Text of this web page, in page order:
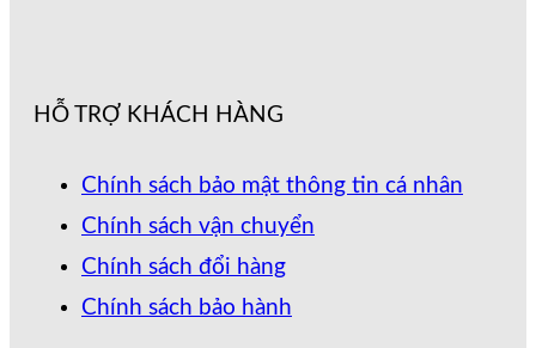
HỖ TRỢ KHÁCH HÀNG
Chính sách bảo mật thông tin cá nhân
Chính sách vận chuyển
Chính sách đổi hàng
Chính sách bảo hành